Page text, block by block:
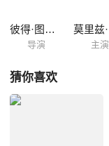
彼得·图万斯
导演 主演
猜你喜欢